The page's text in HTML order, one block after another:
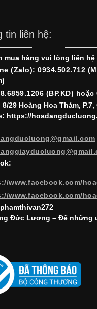
tin liên hệ:
mua hàng vui lòng liên
(Zalo): 0934.502.712
(BP.KD) hoặc
29 Hoàng Hoa Thám,
https://
www.facebook.com/
www.facebook.com/
Đức Lương – Để những